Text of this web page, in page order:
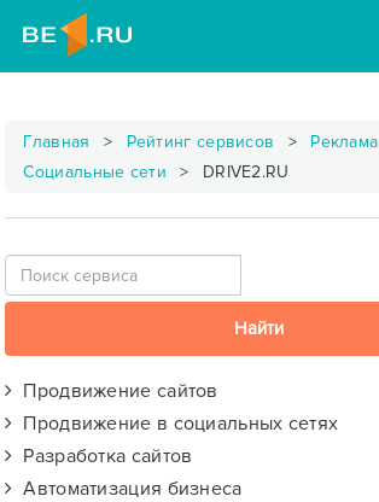
Главная Рейтинг сервисов
Реклама
Социальные сети
DRIVE2.RU
Продвижение сайтов
Продвижение в социальных сетях
Разработка сайтов
Автоматизация бизнеса